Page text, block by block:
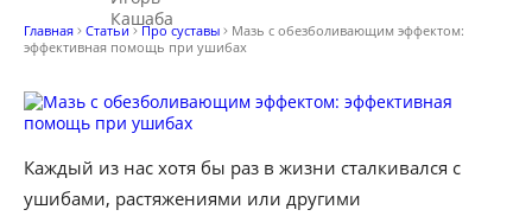
Главная Статьи Про суставы
Мазь с обезболивающим эффектом:
эффективная помощь при ушибах
Каждый из нас хотя бы раз в жизни сталкивался с
ушибами, растяжениями или другими